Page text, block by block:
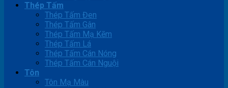
Thép Tấm
Thép Tấm Đen
Thép Tấm Gân
Thép Tấm Mạ Kẽm
Thép Tấm Lá
Thép Tấm Cán Nóng
Thép Tấm Cán Nguội
Tôn
Tôn Mạ Màu